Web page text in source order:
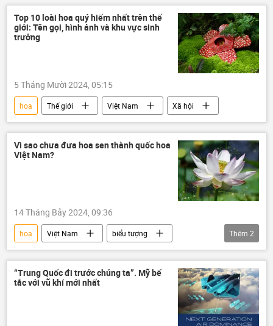
Top 10 loài hoa quý hiếm nhất trên thế
giới: Tên gọi, hình ảnh và khu vực sinh
trưởng
5 Tháng Mười 2024, 05:15
hoa Thế giới Việt Nam Xã hội
Vì sao chưa đưa hoa sen thành quốc hoa
Việt Nam?
14 Tháng Bảy 2024, 09:36
hoa Việt Nam
biểu tượng
thông tin
Bộ Văn hóa Thể thao và Du lịch
Thêm 2
“Trung Quốc đi trước chúng ta”. Mỹ bế
tắc với vũ khí mới nhất